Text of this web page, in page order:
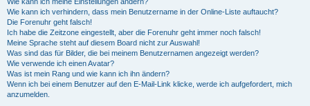
Wie kann ich verhindern, dass mein Benutzername in der Online-Liste auftaucht?
Die Forenuhr geht falsch!
Ich habe die Zeitzone eingestellt, aber die Forenuhr geht immer noch falsch!
Meine Sprache steht auf diesem Board nicht zur Auswahl!
Was sind das für Bilder, die bei meinem Benutzernamen angezeigt werden?
Wie verwende ich einen Avatar?
Was ist mein Rang und wie kann ich ihn ändern?
Wenn ich bei einem Benutzer auf den E-Mail-Link klicke, werde ich aufgefordert, mich
anzumelden.